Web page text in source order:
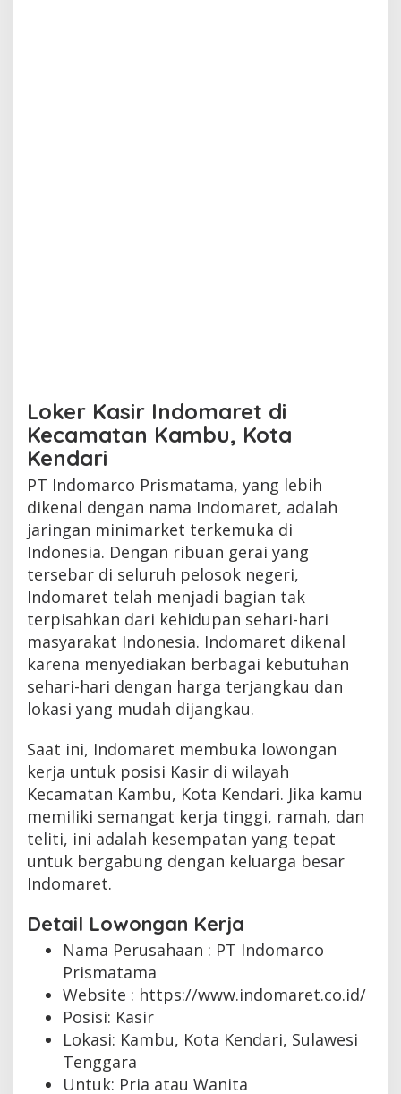
Loker Kasir Indomaret di
Kecamatan Kambu, Kota
Kendari
PT Indomarco Prismatama, yang lebih
dikenal dengan nama Indomaret, adalah
jaringan minimarket terkemuka di
Indonesia. Dengan ribuan gerai yang
tersebar di seluruh pelosok negeri,
Indomaret telah menjadi bagian tak
terpisahkan dari kehidupan sehari-hari
masyarakat Indonesia. Indomaret dikenal
karena menyediakan berbagai kebutuhan
sehari-hari dengan harga terjangkau dan
lokasi yang mudah dijangkau.
Saat ini, Indomaret membuka lowongan
kerja untuk posisi Kasir di wilayah
Kecamatan Kambu, Kota Kendari. Jika kamu
memiliki semangat kerja tinggi, ramah, dan
teliti, ini adalah kesempatan yang tepat
untuk bergabung dengan keluarga besar
Indomaret.
Detail Lowongan Kerja
Nama Perusahaan : PT Indomarco
Prismatama
Website : https://www.indomaret.co.id/
Posisi: Kasir
Lokasi: Kambu, Kota Kendari, Sulawesi
Tenggara
Untuk: Pria atau Wanita